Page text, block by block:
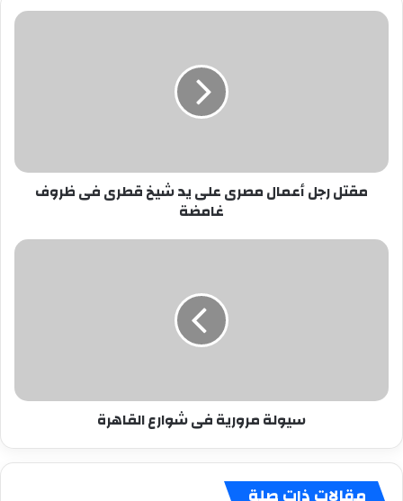
مقتل
فى
ظروفمقتل رجل أعمال مصرى على يد شيخ قطرى فى ظروف
غامضة
سيولة
سيولة مرورية فى شوارع القاهرة